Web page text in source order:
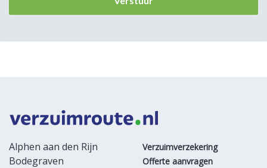
Alphen aan den Rijn
Bodegraven
Verzuimverzekering
Offerte aanvragen